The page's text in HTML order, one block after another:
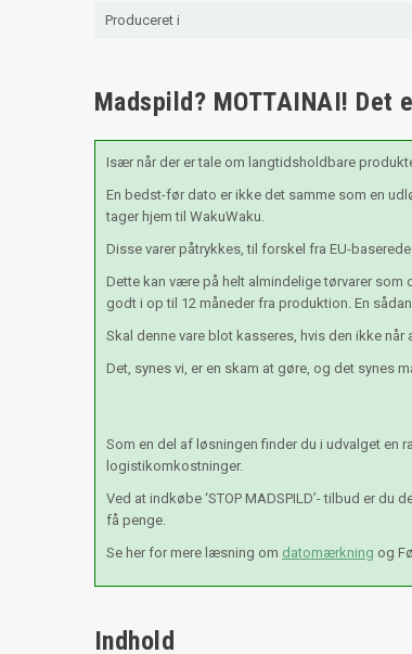
Produceret i
Madspild? MOTTAINAI!
Især når der er tale om langtidsholdbare
En bedst-før dato er ikke det samme som en
tager hjem til WakuWaku.
Disse varer påtrykkes, til forskel fra EU-
Dette kan være på helt almindelige tørvarer
godt i op til 12 måneder fra produktion. En
Skal denne vare blot kasseres, hvis den ikke
Det, synes vi, er en skam at gøre, og det synes
Som en del af løsningen finder du i udvalget en
logistikomkostninger.
Ved at indkøbe ‘STOP MADSPILD’- tilbud er
få penge.
Se her for mere læsning om datomærkning og
Indhold